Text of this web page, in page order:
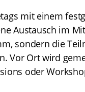
mit einem
Austausch im
sondern die
Vor Ort wird
oder